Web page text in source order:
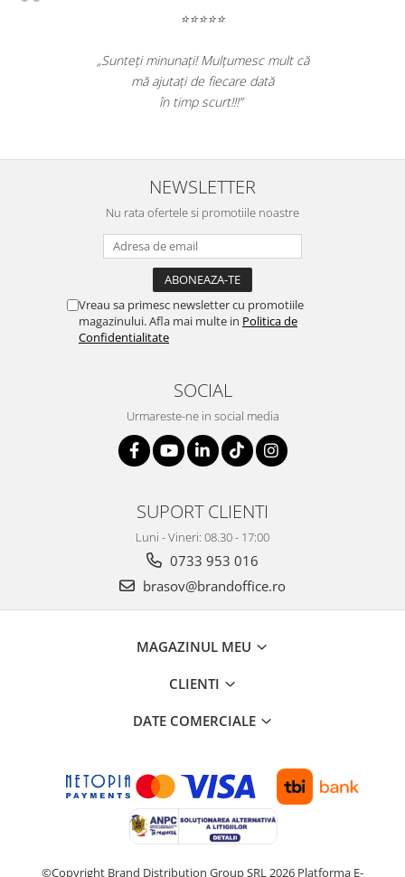
Table magnetice (whiteboard-uri)
Electronice si accesorii tech
Adaptoare de calatorie
Baterii si acumulatori
Cabluri si conectivitate
Incarcatoare wireless
Incarcatoare cu fir si auto
Ceasuri smart - Smartwatch
Baterii externe - Powerbanks
Standuri PC si suporturi
Periferice PC si accesorii
Tehnica si mobilier pentru birou
Calculatoare de birou
Distrugatoare documente
Cosuri de gunoi pentru birou
Scaune, birouri si produse
⭐⭐⭐⭐⭐
„Sunteți minunați! Mulțumesc mult că
mă ajutați de fiecare dată
în timp scurt!!!”
NEWSLETTER
Nu rata ofertele si promotiile noastre
Vreau sa primesc newsletter cu promotiile
magazinului. Afla mai multe in Politica de
Confidentialitate
SOCIAL
Urmareste-ne in social media
SUPORT CLIENTI
Luni - Vineri: 08.30 - 17:00
0733 953 016
brasov@brandoffice.ro
MAGAZINUL MEU
CLIENTI
DATE COMERCIALE
©Copyright Brand Distribution Group SRL 2026 Platforma E-